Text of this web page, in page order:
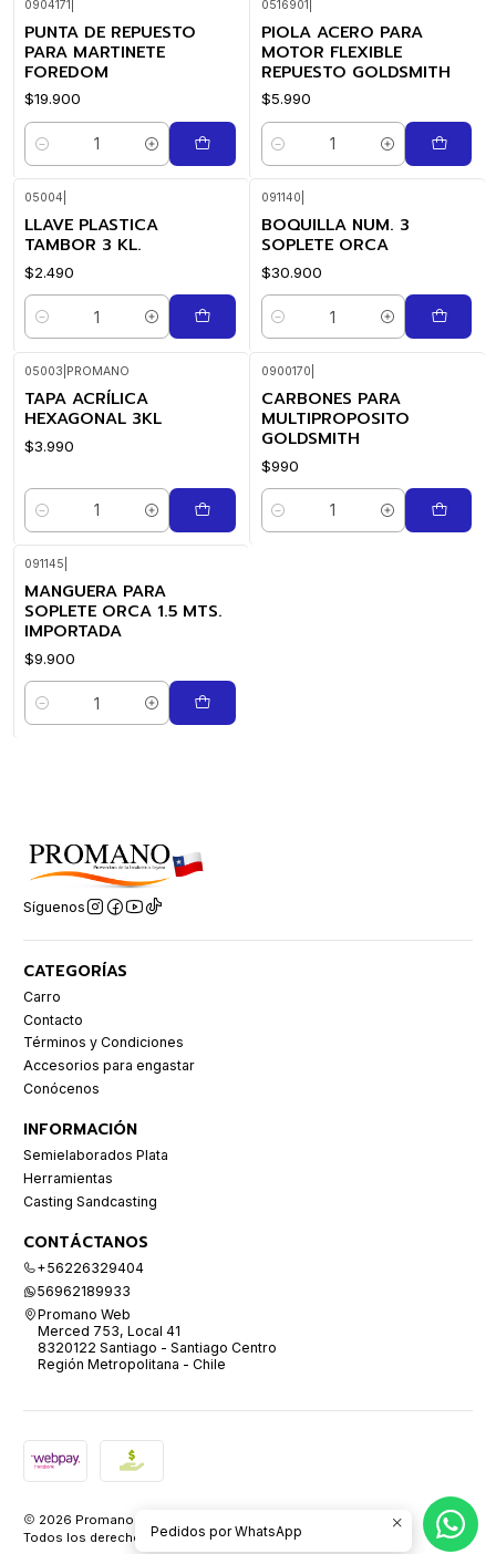
0904171
PUNTA DE REPUESTO
PARA MARTINETE
FOREDOM
$19.900
Cantidad
0516901
PIOLA ACERO PARA
MOTOR FLEXIBLE
REPUESTO GOLDSMITH
$5.990
Cantidad
05004
LLAVE PLASTICA
TAMBOR 3 KL.
$2.490
Cantidad
091140
BOQUILLA NUM. 3
SOPLETE ORCA
$30.900
Cantidad
05003 PROMANO
TAPA ACRÍLICA
HEXAGONAL 3KL
$3.990
Cantidad
0900170
CARBONES PARA
MULTIPROPOSITO
GOLDSMITH
$990
Cantidad
091145
MANGUERA PARA
SOPLETE ORCA 1.5 MTS.
IMPORTADA
$9.900
Cantidad
Síguenos
CATEGORÍAS
Carro
Contacto
Términos y Condiciones
Accesorios para engastar
Conócenos
INFORMACIÓN
Semielaborados Plata
Herramientas
Casting Sandcasting
CONTÁCTANOS
+56226329404
56962189933
Promano Web
Merced 753, Local 41
8320122 Santiago - Santiago Centro
Región Metropolitana - Chile
2026 Promano.
Todos los derechos reservados. Desarrollado por Jumpseller
Pedidos por WhatsApp